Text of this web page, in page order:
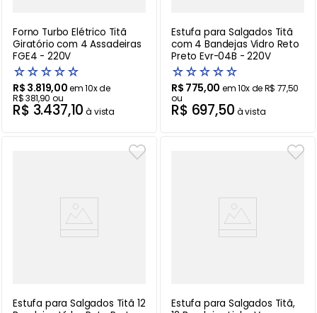
Forno Turbo Elétrico Titã
Giratório com 4 Assadeiras
FGE4 - 220V
☆☆☆☆☆
R$ 3.819,00em10x de
R$381,90 ou
R$ 3.437,10 à vista
Estufa para Salgados Titã
com 4 Bandejas Vidro Reto
Preto Evr-04B - 220V
☆☆☆☆☆
R$ 775,00 em10x deR$ 77,50
ou
R$ 697,50 à vista
Estufa para Salgados Titã 12
Estufa para Salgados Titã,